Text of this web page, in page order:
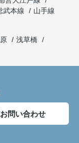
武本線
山手線
浅草橋
お問い合わせ